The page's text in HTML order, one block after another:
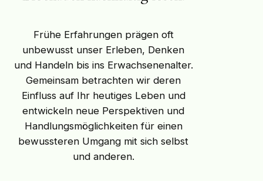
Frühe Erfahrungen prägen oft
unbewusst unser Erleben, Denken
und Handeln bis ins Erwachsenenalter.
Gemeinsam betrachten wir deren
Einfluss auf Ihr heutiges Leben und
entwickeln neue Perspektiven und
Handlungsmöglichkeiten für einen
bewussteren Umgang mit sich selbst
und anderen.